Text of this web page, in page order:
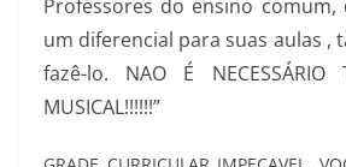
Professores do ensino
um diferencial para suas aulas ,
fazê-lo. NAO É NECESSÁRIO
MUSICAL!!!!!!”